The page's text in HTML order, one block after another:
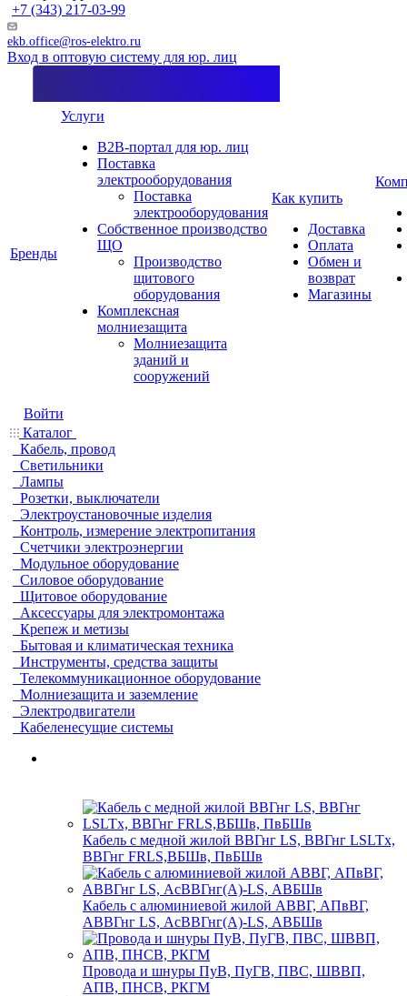
+7 (343) 217-03-99
ekb.office@ros-elektro.ru
Вход в оптовую систему для юр. лиц
Бренды
Услуги
B2B-портал для юр. лиц
Поставка
электрооборудования
Поставка
электрооборудования
Собственное производство
ЩО
Производство
щитового
оборудования
Комплексная
молниезащита
Молниезащита
зданий и
сооружений
Как купить
Доставка
Оплата
Обмен и
возврат
Магазины
Войти
Каталог
Кабель, провод
Светильники
Лампы
Розетки, выключатели
Электроустановочные изделия
Контроль, измерение электропитания
Счетчики электроэнергии
Модульное оборудование
Силовое оборудование
Щитовое оборудование
Аксессуары для электромонтажа
Крепеж и метизы
Бытовая и климатическая техника
Инструменты, средства защиты
Телекоммуникационное оборудование
Молниезащита и заземление
Электродвигатели
Кабеленесущие системы
Кабель с медной жилой ВВГнг LS, ВВГнг LSLTx,
ВВГнг FRLS,ВБШв, ПвБШв
Кабель с алюминиевой жилой АВВГ, АПвВГ,
АВВГнг LS, АсВВГнг(А)-LS, АВБШв
Провода и шнуры ПуВ, ПуГВ, ПВС, ШВВП,
АПВ, ПНСВ, РКГМ